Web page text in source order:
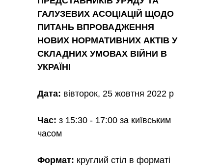
ГАЛУЗЕВИХ АСОЦІАЦІЙ ЩОДО
ПИТАНЬ ВПРОВАДЖЕННЯ
НОВИХ НОРМАТИВНИХ АКТІВ У
СКЛАДНИХ УМОВАХ ВІЙНИ В
УКРАЇНІ
Дата: вівторок, 25 жовтня 2022 р
Час: з 15:30 - 17:00 за київським
часом
Формат: круглий стіл в форматі